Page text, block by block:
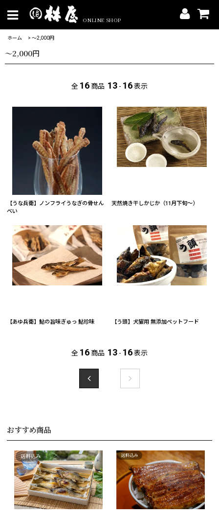
ONLINE SHOP
ホーム > 〜2,000円
〜2,000円
全 16 商品 13 - 16表示
【うな兵衛】ノンフライうなぎの骨せん
べい
天然焼き干しかじか（11月下旬～）
【あゆ兵衛】鮎の旨味ぎゅっ 鮎珍味 【う頭】犬猫用 無添加ペットフード
全 16 商品 13 - 16表示
おすすめ商品